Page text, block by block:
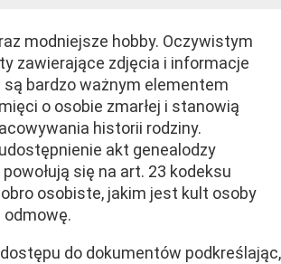
modniejsze hobby. Oczywistym
zawierające zdjęcia i informacje
są bardzo ważnym elementem
o osobie zmarłej i stanowią
historii rodziny.
akt genealodzy
się na art. 23 kodeksu
osobiste, jakim jest kult osoby
odmowę.
do dokumentów podkreślając,